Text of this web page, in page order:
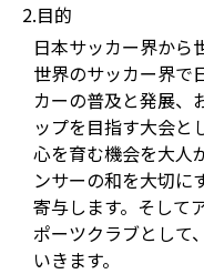
2.目的
日本サッカー界から
世界のサッカー界で
カーの普及と発展、
ップを目指す大会と
心を育む機会を大人
ンサーの和を大切に
寄与します。そして
ポーツクラブとして
いきます。